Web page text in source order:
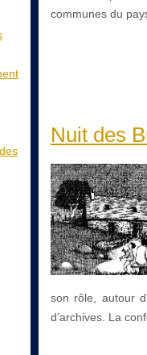
communes du
Nuit des
son rôle, autour
d’archives. La